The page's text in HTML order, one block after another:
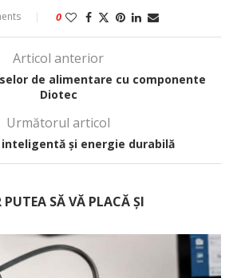
0
Articol anterior
de alimentare cu componente
Diotec
Următorul articol
inteligentă și energie durabilă
PUTEA SĂ VĂ PLACĂ ȘI